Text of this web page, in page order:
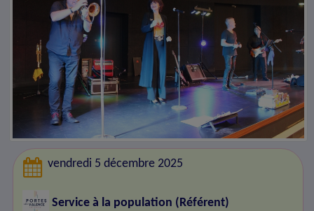
vendredi 5 décembre 2025
Service à la population (Référent)